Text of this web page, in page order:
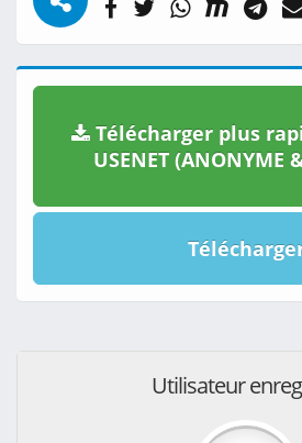
Télécharger plus
USENET (ANONYME
Utilisateur